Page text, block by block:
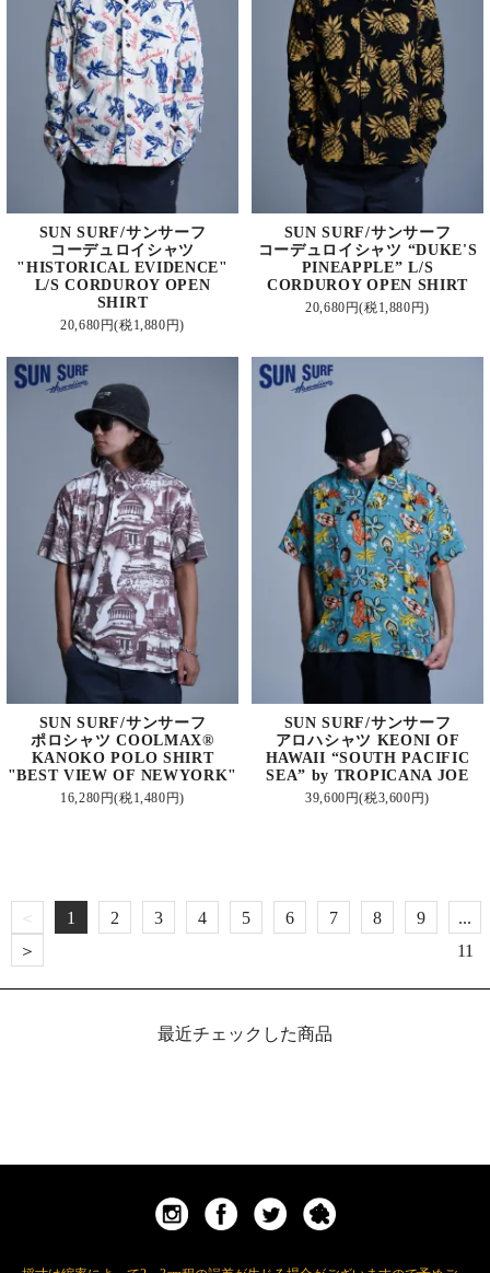
SUN SURF/サンサーフ
コーデュロイシャツ
"HISTORICAL EVIDENCE"
L/S CORDUROY OPEN
SHIRT
20,680円(税1,880円)
SUN SURF/サンサーフ
コーデュロイシャツ “DUKE'S
PINEAPPLE” L/S
CORDUROY OPEN SHIRT
20,680円(税1,880円)
SUN SURF/サンサーフ
ポロシャツ COOLMAX®
KANOKO POLO SHIRT
"BEST VIEW OF NEWYORK"
16,280円(税1,480円)
SUN SURF/サンサーフ
アロハシャツ KEONI OF
HAWAII “SOUTH PACIFIC
SEA” by TROPICANA JOE
39,600円(税3,600円)
＜ 1 2 3 4 5 6 7 8 9
...
11
＞
最近チェックした商品